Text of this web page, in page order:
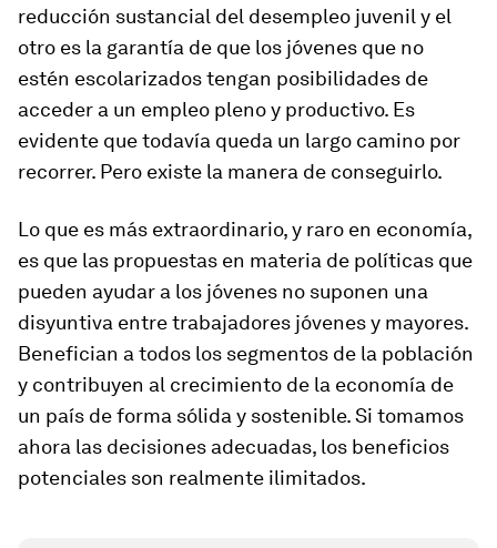
reducción sustancial del desempleo juvenil y el
otro es la garantía de que los jóvenes que no
estén escolarizados tengan posibilidades de
acceder a un empleo pleno y productivo. Es
evidente que todavía queda un largo camino por
recorrer. Pero existe la manera de conseguirlo.
Lo que es más extraordinario, y raro en economía,
es que las propuestas en materia de políticas que
pueden ayudar a los jóvenes no suponen una
disyuntiva entre trabajadores jóvenes y mayores.
Benefician a todos los segmentos de la población
y contribuyen al crecimiento de la economía de
un país de forma sólida y sostenible. Si tomamos
ahora las decisiones adecuadas, los beneficios
potenciales son realmente ilimitados.